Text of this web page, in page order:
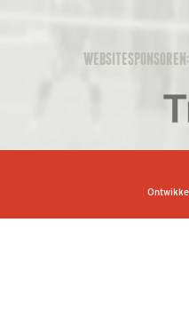
WEBSITESPONSOREN: